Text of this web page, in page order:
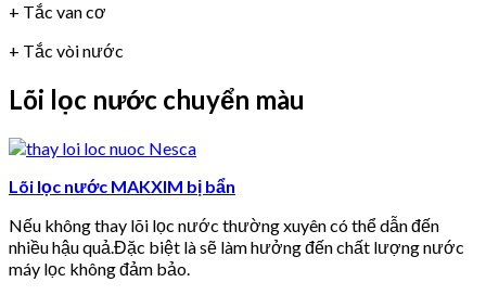
+ Tắc van cơ
+ Tắc vòi nước
Lõi lọc nước chuyển màu
Lõi lọc nước MAKXIM bị bẩn
Nếu không thay lõi lọc nước thường xuyên có thể dẫn đến
nhiều hậu quả.Đặc biệt là sẽ làm hưởng đến chất lượng nước
máy lọc không đảm bảo.